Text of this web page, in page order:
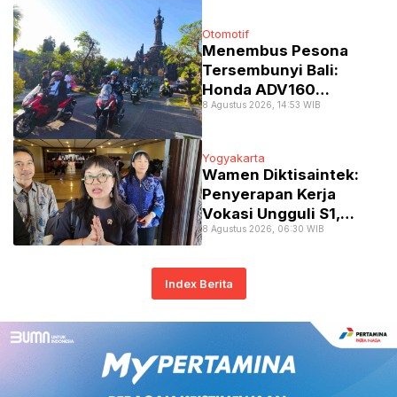
Otomotif
Menembus Pesona
Tersembunyi Bali:
Honda ADV160
Pasrahkan
8 Agustus 2026, 14:53 WIB
Yogyakarta
Wamen Diktisaintek:
Penyerapan Kerja
Vokasi Ungguli S1,
Tembus 77 Persen
8 Agustus 2026, 06:30 WIB
Index Berita